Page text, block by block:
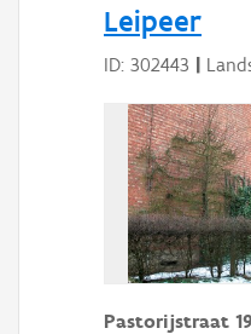
Leipeer
ID: 302443 |
Pastorijstraat